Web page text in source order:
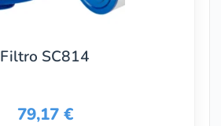
Filtro SC814
79,17 €